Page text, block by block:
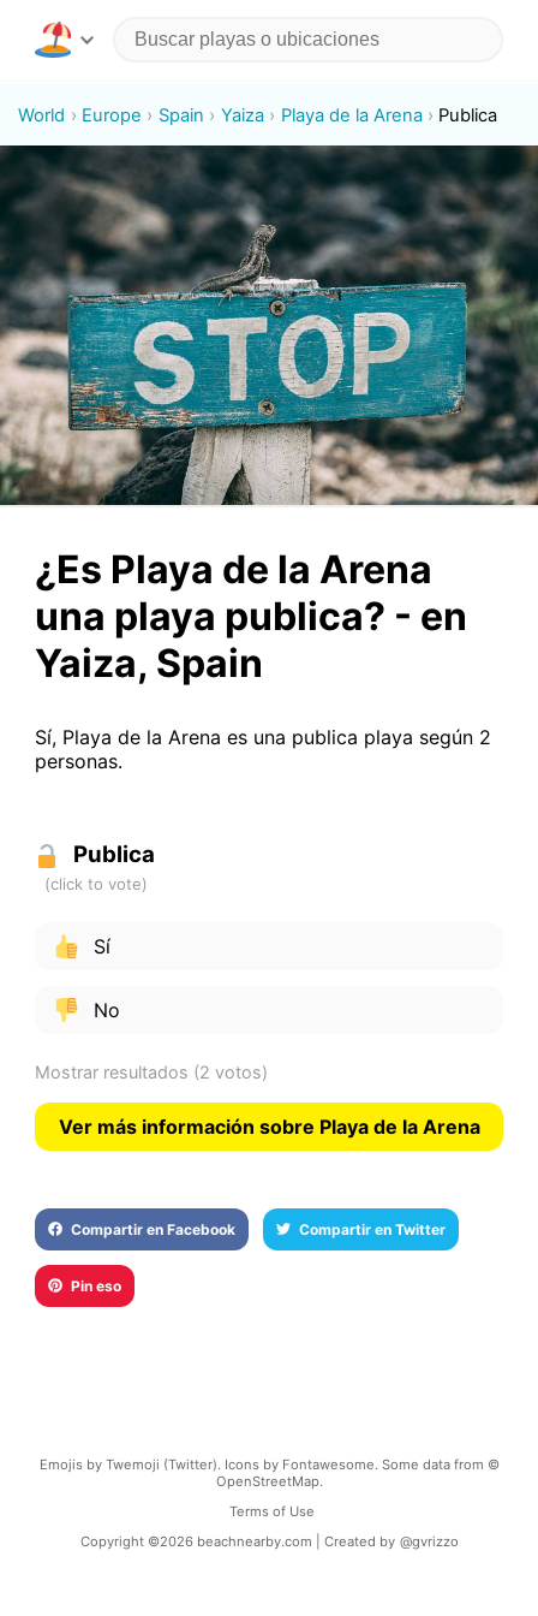
World Europe Spain Yaiza Playa de la Arena Publica
¿Es Playa de la Arena
una playa publica? - en
Yaiza, Spain
Sí, Playa de la Arena es una publica playa según 2
personas.
Publica
Sí
No
Mostrar resultados (2 votos)
Ver más información sobre Playa de la Arena
Compartir en Facebook Compartir en Twitter
Pin eso
Emojis by Twemoji (Twitter). Icons by Fontawesome. Some data from ©
OpenStreetMap.
Terms of Use
Copyright ©2026 beachnearby.com | Created by @gvrizzo